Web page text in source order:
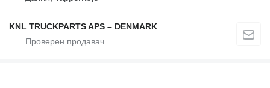
KNL TRUCKPARTS APS – DENMARK